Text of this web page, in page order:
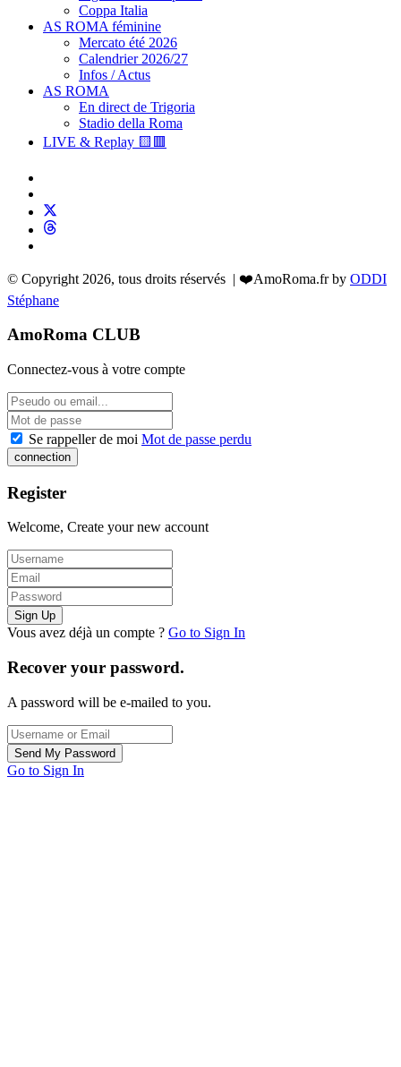
Coppa Italia
AS ROMA féminine
Mercato été 2026
Calendrier 2026/27
Infos / Actus
AS ROMA
En direct de Trigoria
Stadio della Roma
LIVE & Replay 🟨🟥
© Copyright 2026, tous droits réservés | ❤️AmoRoma.fr by ODDI
Stéphane
AmoRoma CLUB
Connectez-vous à votre compte
Se rappeller de moi Mot de passe perdu
Register
Welcome, Create your new account
Vous avez déjà un compte ? Go to Sign In
Recover your password.
A password will be e-mailed to you.
Go to Sign In